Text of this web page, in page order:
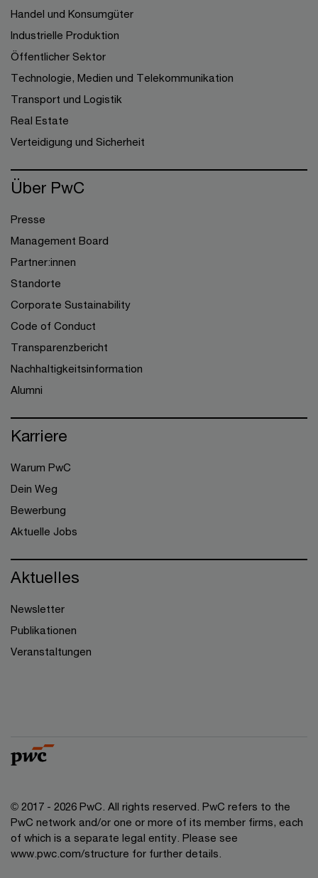
Handel und Konsumgüter
Industrielle Produktion
Öffentlicher Sektor
Technologie, Medien und Telekommunikation
Transport und Logistik
Real Estate
Verteidigung und Sicherheit
Über PwC
Presse
Management Board
Partner:innen
Standorte
Corporate Sustainability
Code of Conduct
Transparenzbericht
Nachhaltigkeitsinformation
Alumni
Karriere
Warum PwC
Dein Weg
Bewerbung
Aktuelle Jobs
Aktuelles
Newsletter
Publikationen
Veranstaltungen
© 2017 - 2026 PwC. All rights reserved. PwC refers to the
PwC network and/or one or more of its member firms, each
of which is a separate legal entity. Please see
www.pwc.com/structure for further details.